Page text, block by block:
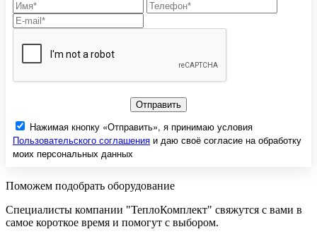
Отправить
Нажимая кнопку «Отправить», я принимаю условия
Пользовательского соглашения и даю своё согласие на обработку
моих персональных данных
Поможем подобрать оборудование
Специалисты компании "ТеплоКомплект" свяжутся с вами в
самое короткое время и помогут с выбором.